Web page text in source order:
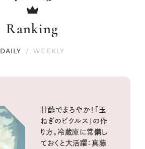
Ranking
DAILY / WEEKLY
甘酢でまろやか！「玉
ねぎのピクルス」の作
り方。冷蔵庫に常備し
ておくと大活躍：真藤